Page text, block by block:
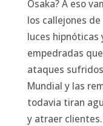
Osaka? A eso
los callejones
luces hipnóticas
empedradas
ataques
Mundial y las
todavia tiran
y atraer